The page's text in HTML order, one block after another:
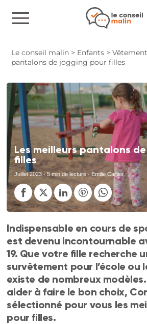
Le conseil malin > Enfants >
pantalons de jogging pour filles
Les meilleurs pantalons
filles
Juillet 2023 - 5 min de lecture - Emilie Cartier
Indispensable en cours de
est devenu incontournable
19. Que votre fille recherche
survêtement pour l’école ou
existe de nombreux
aider à faire le bon choix,
sélectionné pour vous les
pour filles.